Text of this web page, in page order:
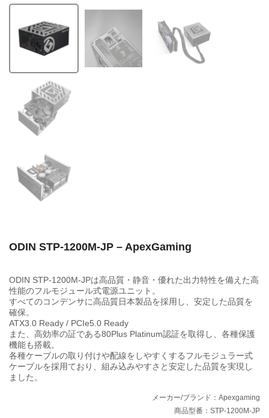
ODIN STP-1200M-JP – ApexGaming
ODIN STP-1200M-JPは高品質・静音・優れた出力特性を備えた高
性能のフルモジュール式電源ユニット。
すべてのコンデンサに高品質日本製品を採用し、安定した品質を
確保。
ATX3.0 Ready / PCIe5.0 Ready
また、高効率の証である80Plus Platinum認証を取得し、各種保護
機能も搭載。
各種ケーブルの取り付けや配線をしやすくするフルモジュラー式
ケーブルを採用ており、組み込みやすさと安定した品質を実現し
ました。
メーカー/ブランド：Apexgaming
商品型番：STP-1200M-JP